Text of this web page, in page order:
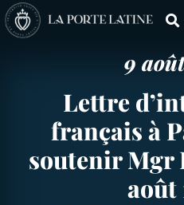
9
Lettre
français à
soutenir Mgr
août